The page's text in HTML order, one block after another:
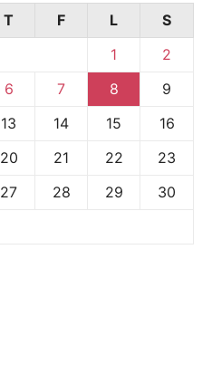
T F L
S
1
2
6 7 8
9
13 14 15
16
20 21 22
23
27 28 29
30